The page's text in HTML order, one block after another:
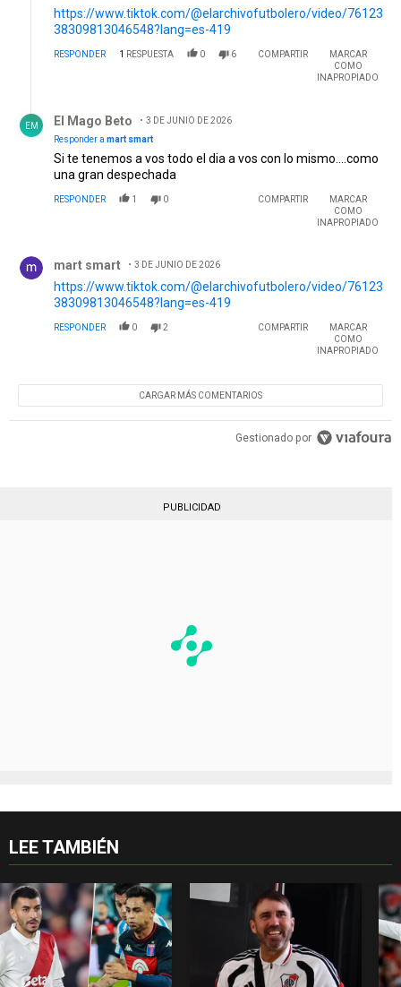
https://www.tiktok.com/@elarchivofutbolero/video/76123
38309813046548?lang=es-419
RESPONDER 1 RESPUESTA 0 6 COMPARTIR
MARCAR
COMO
INAPROPIADO
EM El Mago Beto
3 DE JUNIO DE 2026
Responder a mart smart
Si te tenemos a vos todo el dia a vos con lo mismo....como
una gran despechada
RESPONDER 1 0 COMPARTIR
MARCAR
COMO
INAPROPIADO
mart smart 3 DE JUNIO DE 2026
https://www.tiktok.com/@elarchivofutbolero/video/76123
38309813046548?lang=es-419
RESPONDER 0 2 COMPARTIR
MARCAR
COMO
INAPROPIADO
CARGAR MÁS COMENTARIOS
Gestionado por
PUBLICIDAD
LEE TAMBIÉN